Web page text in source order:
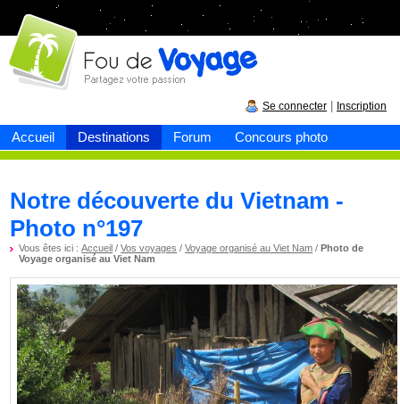
Accueil Destinations Forum Concours photo
Fou devoyage
Se connecter Inscription
Notre découverte du Vietnam -
Photo n°197
Vous êtes ici :Accueil /Vos voyages /Voyage organisé au Viet Nam /Photo de
Voyage organisé au Viet Nam